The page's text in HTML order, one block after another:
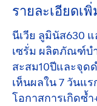
รายละเอียด
นีเวีย ลูมินัส630
เซรั่ม ผลิตภัณฑ์บ
สะสม10ปีและจุด
เห็นผลใน 7 วันแ
โอกาสการเกิดซ้ำ